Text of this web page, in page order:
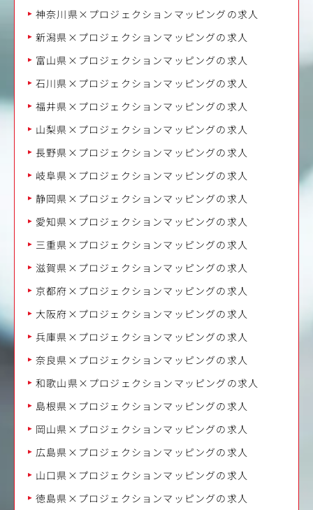
神奈川県×プロジェクションマッピングの求人
新潟県×プロジェクションマッピングの求人
富山県×プロジェクションマッピングの求人
石川県×プロジェクションマッピングの求人
福井県×プロジェクションマッピングの求人
山梨県×プロジェクションマッピングの求人
長野県×プロジェクションマッピングの求人
岐阜県×プロジェクションマッピングの求人
静岡県×プロジェクションマッピングの求人
愛知県×プロジェクションマッピングの求人
三重県×プロジェクションマッピングの求人
滋賀県×プロジェクションマッピングの求人
京都府×プロジェクションマッピングの求人
大阪府×プロジェクションマッピングの求人
兵庫県×プロジェクションマッピングの求人
奈良県×プロジェクションマッピングの求人
和歌山県×プロジェクションマッピングの求人
島根県×プロジェクションマッピングの求人
岡山県×プロジェクションマッピングの求人
広島県×プロジェクションマッピングの求人
山口県×プロジェクションマッピングの求人
徳島県×プロジェクションマッピングの求人